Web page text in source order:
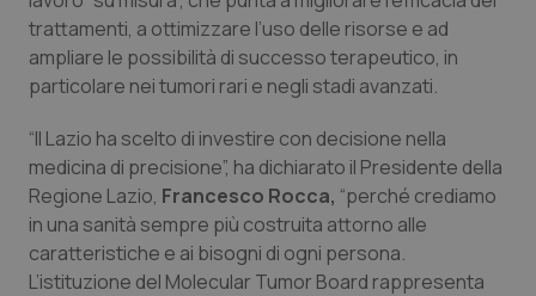
trattamenti, a ottimizzare l’uso delle risorse e ad
ampliare le possibilità di successo terapeutico, in
particolare nei tumori rari e negli stadi avanzati.
“Il Lazio ha scelto di investire con decisione nella
medicina di precisione”, ha dichiarato il Presidente della
Regione Lazio, Francesco Rocca, “perché crediamo
in una sanità sempre più costruita attorno alle
caratteristiche e ai bisogni di ogni persona.
L’istituzione del Molecular Tumor Board rappresenta